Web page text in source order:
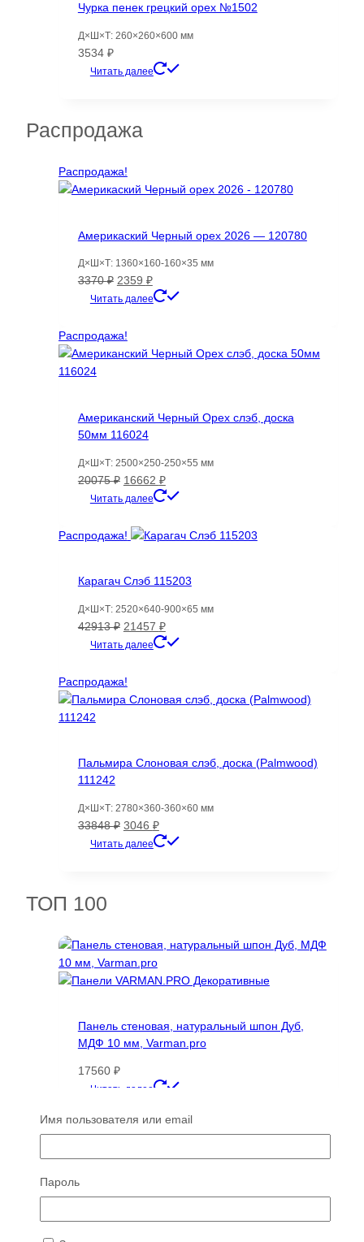
Чурка пенек грецкий орех №1502
Д×Ш×Т: 260×260×600 мм
3534 ₽
Читать далее
Распродажа
Распродажа!
Америкаский Черный орех 2026 — 120780
Д×Ш×Т: 1360×160-160×35 мм
3370₽ Первоначальная
цена
3370 ₽.
2359 ₽Текущая
цена:
Читать далее
Распродажа!
Американский Черный Орех слэб, доска
50мм 116024
Д×Ш×Т: 2500×250-250×55 мм
20075₽ Первоначальная
цена
20075 ₽.
16662 ₽Текущая
цена:
Читать далее
Распродажа!
Карагач Слэб 115203
Д×Ш×Т: 2520×640-900×65 мм
42913₽ Первоначальная
цена
42913 ₽.
21457 ₽Текущая
цена:
Читать далее
Распродажа!
Пальмира Слоновая слэб, доска (Palmwood)
111242
Д×Ш×Т: 2780×360-360×60 мм
33848₽ Первоначальная
цена
3046 ₽Текущая
цена:
Читать далее
ТОП 100
Панель стеновая, натуральный шпон Дуб,
МДФ 10 мм, Varman.pro
17560 ₽
Читать далее
имеет
вариаций.
можно
Панель RUCIO реечная деревянная, МДФ
Varman.pro
Имя пользователя или email
Пароль